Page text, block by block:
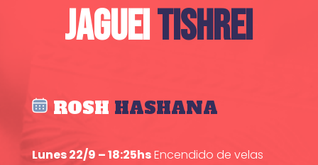
JAGUEITISHREI
ROSH HASHANA
Lunes 22/9 – 18:25hsEncendido de velas